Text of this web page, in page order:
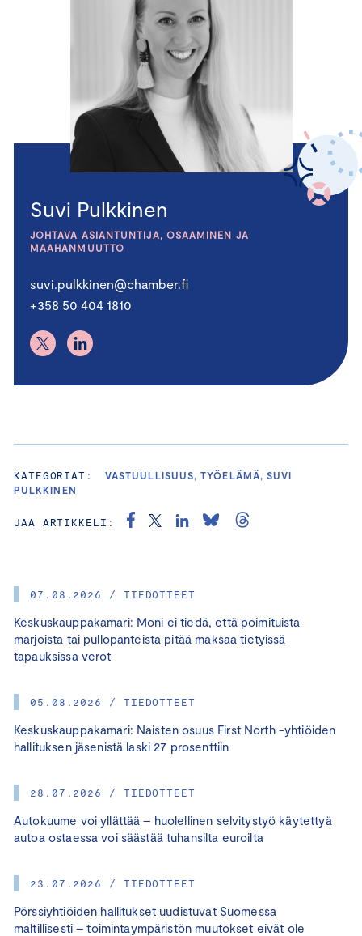
07.08.2026 / TIEDOTTEET
Keskuskauppakamari: Moni ei tiedä, että poimituista
marjoista tai pullopanteista pitää maksaa tietyissä
tapauksissa verot
05.08.2026 / TIEDOTTEET
Keskuskauppakamari: Naisten osuus First North -yhtiöiden
hallituksen jäsenistä laski 27 prosenttiin
28.07.2026 / TIEDOTTEET
Autokuume voi yllättää – huolellinen selvitystyö käytettyä
autoa ostaessa voi säästää tuhansilta euroilta
23.07.2026 / TIEDOTTEET
Pörssiyhtiöiden hallitukset uudistuvat Suomessa
maltillisesti – toimintaympäristön muutokset eivät ole
Suvi Pulkkinen
JOHTAVA ASIANTUNTIJA, OSAAMINEN JA
MAAHANMUUTTO
suvi.pulkkinen@chamber.fi
+358 50 404 1810
KATEGORIAT:
VASTUULLISUUS, TYÖELÄMÄ, SUVI
PULKKINEN
JAA ARTIKKELI: